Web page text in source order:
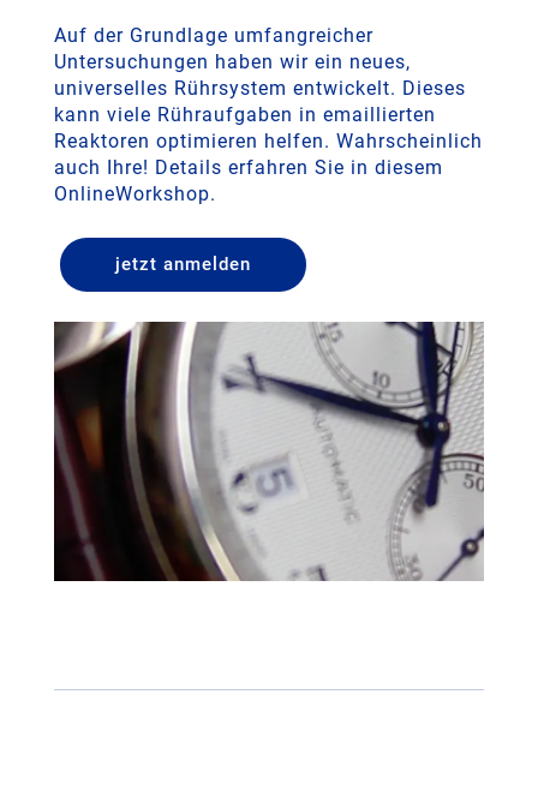
Auf der Grundlage umfangreicher
Untersuchungen haben wir ein neues,
universelles Rührsystem entwickelt. Dieses
kann viele Rühraufgaben in emaillierten
Reaktoren optimieren helfen. Wahrscheinlich
auch Ihre! Details erfahren Sie in diesem
OnlineWorkshop.
jetzt anmelden